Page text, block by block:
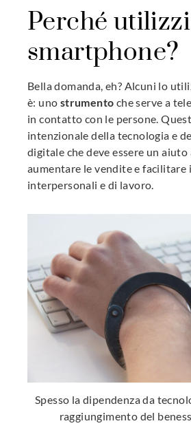
Perché
smartphone?
Bella domanda, eh? Alcuni lo
è: uno strumento che serve a
in contatto con le persone.
intenzionale della tecnologia e
digitale che deve essere un aiuto
aumentare le vendite e facilitare
interpersonali e di lavoro.
Spesso la dipendenza da
raggiungimento del